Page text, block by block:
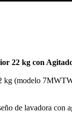
22 kg con
(modelo
de lavadora con